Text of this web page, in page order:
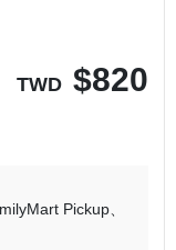
TWD $820
Pickup